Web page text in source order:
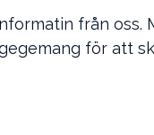
från
för att